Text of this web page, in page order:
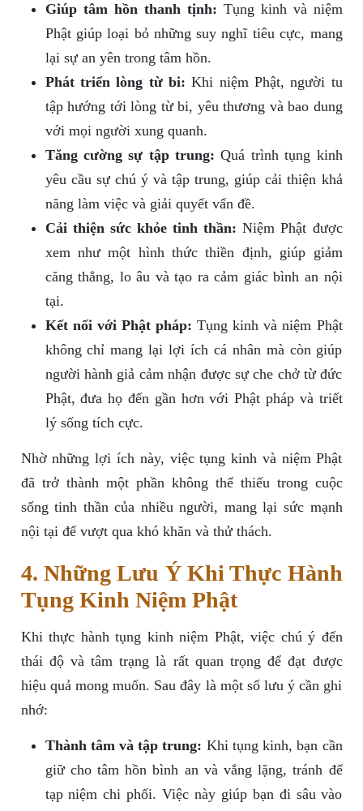
Giúp tâm hồn thanh tịnh: Tụng kinh và niệm
Phật giúp loại bỏ những suy nghĩ tiêu cực, mang
lại sự an yên trong tâm hồn.
Phát triển lòng từ bi: Khi niệm Phật, người tu
tập hướng tới lòng từ bi, yêu thương và bao dung
với mọi người xung quanh.
Tăng cường sự tập trung: Quá trình tụng kinh
yêu cầu sự chú ý và tập trung, giúp cải thiện khả
năng làm việc và giải quyết vấn đề.
Cải thiện sức khỏe tinh thần: Niệm Phật được
xem như một hình thức thiền định, giúp giảm
căng thẳng, lo âu và tạo ra cảm giác bình an nội
tại.
Kết nối với Phật pháp: Tụng kinh và niệm Phật
không chỉ mang lại lợi ích cá nhân mà còn giúp
người hành giả cảm nhận được sự che chở từ đức
Phật, đưa họ đến gần hơn với Phật pháp và triết
lý sống tích cực.
Nhờ những lợi ích này, việc tụng kinh và niệm Phật
đã trở thành một phần không thể thiếu trong cuộc
sống tinh thần của nhiều người, mang lại sức mạnh
nội tại để vượt qua khó khăn và thử thách.
4. Những Lưu Ý Khi Thực Hành
Tụng Kinh Niệm Phật
Khi thực hành tụng kinh niệm Phật, việc chú ý đến
thái độ và tâm trạng là rất quan trọng để đạt được
hiệu quả mong muốn. Sau đây là một số lưu ý cần ghi
nhớ:
Thành tâm và tập trung: Khi tụng kinh, bạn cần
giữ cho tâm hồn bình an và vắng lặng, tránh để
tạp niệm chi phối. Việc này giúp bạn đi sâu vào